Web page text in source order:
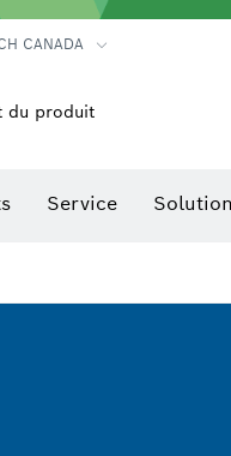
CANADA
du produit
Service